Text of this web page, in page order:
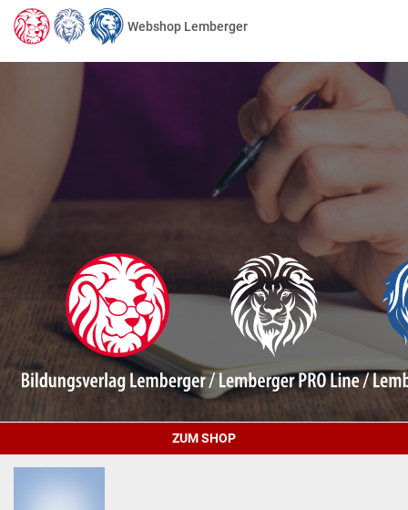
Webshop Lemberger
ZUM SHOP